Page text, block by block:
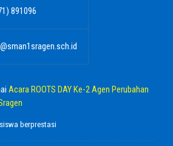
891096
Acara ROOTS DAY Ke-2 Agen Perubahan
berprestasi